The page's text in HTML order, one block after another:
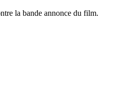
la bande annonce du film.